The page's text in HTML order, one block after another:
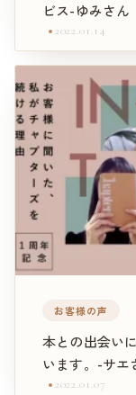
ビス-ゆみさん
2022.01.14
お客様の声
本との出会い
います。-サエ
2022.01.07